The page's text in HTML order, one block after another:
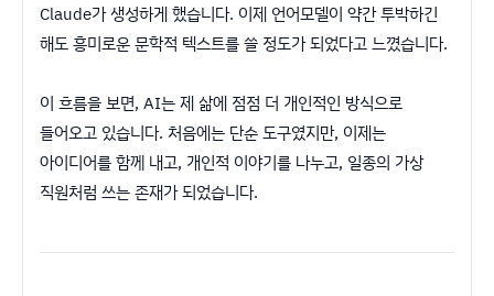
Claude가 생성하게 했습니다. 이제 언어모델이 약간 투박하긴
해도 흥미로운 문학적 텍스트를 쓸 정도가 되었다고 느꼈습니다.
이 흐름을 보면, AI는 제 삶에 점점 더 개인적인 방식으로
들어오고 있습니다. 처음에는 단순 도구였지만, 이제는
아이디어를 함께 내고, 개인적 이야기를 나누고, 일종의 가상
직원처럼 쓰는 존재가 되었습니다.